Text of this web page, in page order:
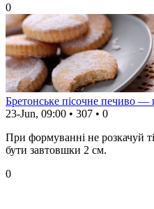
0
Бретонське пісочне печиво
23-Jun, 09:00 • 307 • 0
При формуванні не розкачуй
бути завтовшки 2 см.
0